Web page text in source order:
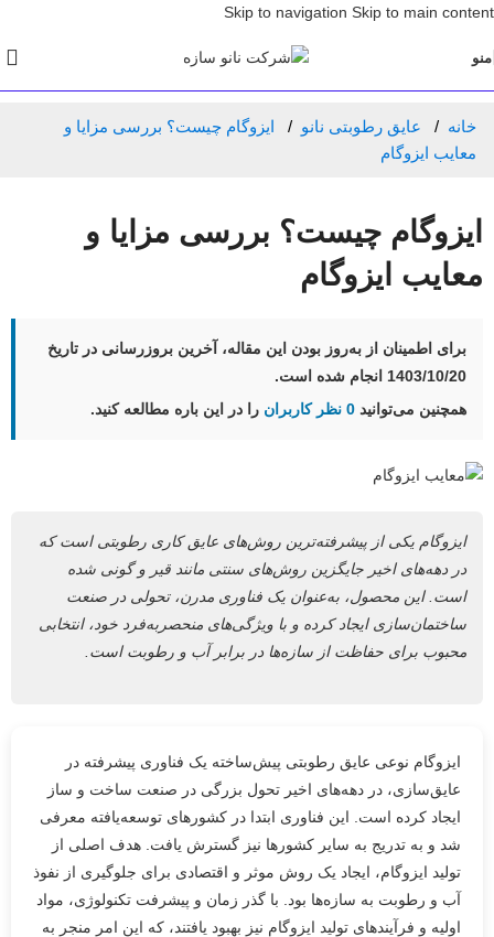
Skip to navigation Skip to main content
منو
خانه عایق رطوبتی نانو
ایزوگام چیست؟ بررسی مزایا و
معایب ایزوگام
ایزوگام چیست؟ بررسی مزایا و
معایب ایزوگام
برای اطمینان از به‌روز بودن این مقاله، آخرین بروزرسانی در تاریخ
1403/10/20 انجام شده است.
همچنین می‌توانید 0 نظر کاربران را در این باره مطالعه کنید.
ایزوگام یکی از پیشرفته‌ترین روش‌های عایق کاری رطوبتی است که
در دهه‌های اخیر جایگزین روش‌های سنتی مانند قیر و گونی شده
است. این محصول، به‌عنوان یک فناوری مدرن، تحولی در صنعت
ساختمان‌سازی ایجاد کرده و با ویژگی‌های منحصربه‌فرد خود، انتخابی
محبوب برای حفاظت از سازه‌ها در برابر آب و رطوبت است.
ایزوگام نوعی عایق رطوبتی پیش‌ساخته یک فناوری پیشرفته در
عایق‌سازی، در دهه‌های اخیر تحول بزرگی در صنعت ساخت و ساز
ایجاد کرده است. این فناوری ابتدا در کشورهای توسعه‌یافته معرفی
شد و به تدریج به سایر کشورها نیز گسترش یافت. هدف اصلی از
تولید ایزوگام، ایجاد یک روش موثر و اقتصادی برای جلوگیری از نفوذ
آب و رطوبت به سازه‌ها بود. با گذر زمان و پیشرفت تکنولوژی، مواد
اولیه و فرآیندهای تولید ایزوگام نیز بهبود یافتند، که این امر منجر به